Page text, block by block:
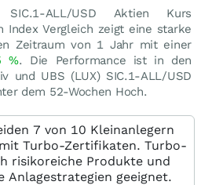
ALL/USD Aktien Kurs
Index Vergleich zeigt eine starke
Zeitraum von 1 Jahr mit einer
%. Die Performance ist in den
und UBS (LUX) SIC.1-ALL/USD
dem 52-Wochen Hoch.
7 von 10 Kleinanlegern
Turbo-Zertifikaten. Turbo-
risikoreiche Produkte und
geeignet.